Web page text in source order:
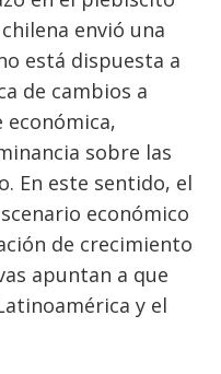
envió una
está dispuesta a
de cambios a
económica,
sobre las
En este sentido, el
económico
de crecimiento
apuntan a que
y el